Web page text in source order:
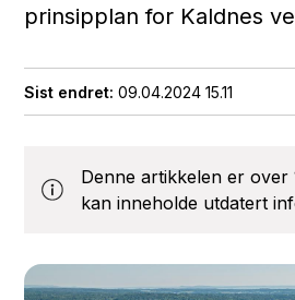
prinsipplan for Kaldnes
Sist endret 09.04.2024 15.11
Denne artikkelen er over
kan inneholde utdatert